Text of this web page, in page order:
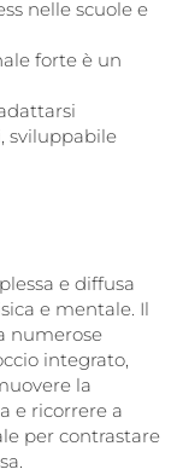
nelle scuole e
forte è un
sviluppabile
e diffusa
e mentale. Il
numerose
integrato,
la
e ricorrere a
per contrastare